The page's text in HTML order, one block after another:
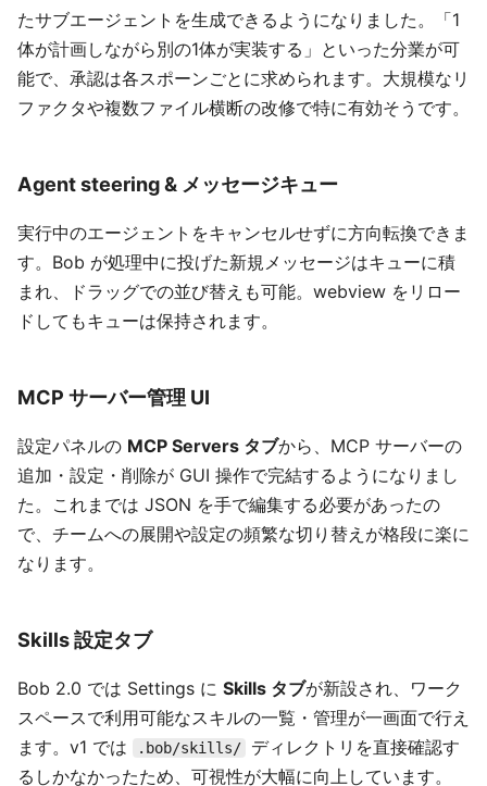
たサブエージェントを生成できるようになりました。「1
体が計画しながら別の1体が実装する」といった分業が可
能で、承認は各スポーンごとに求められます。大規模なリ
ファクタや複数ファイル横断の改修で特に有効そうです。
Agent steering & メッセージキュー
実行中のエージェントをキャンセルせずに方向転換できま
す。Bob が処理中に投げた新規メッセージはキューに積
まれ、ドラッグでの並び替えも可能。webview をリロー
ドしてもキューは保持されます。
MCP サーバー管理 UI
設定パネルの MCP Servers タブから、MCP サーバーの
追加・設定・削除が GUI 操作で完結するようになりまし
た。これまでは JSON を手で編集する必要があったの
で、チームへの展開や設定の頻繁な切り替えが格段に楽に
なります。
Skills 設定タブ
Bob 2.0 では Settings に Skills タブが新設され、ワーク
スペースで利用可能なスキルの一覧・管理が一画面で行え
ます。v1 では
.bob/skills/
ディレクトリを直接確認す
るしかなかったため、可視性が大幅に向上しています。